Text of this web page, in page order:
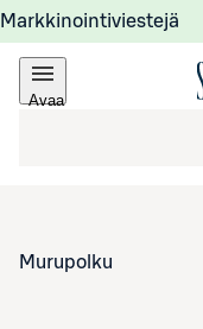
Markkinointiviestejä
Avaa
Murupolku